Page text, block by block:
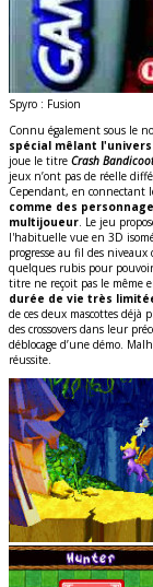
Spyro : Fusion
Connu également sous le
spécial mêlant
joue le titre Crash
jeux n’ont pas de réelle
Cependant, en connectant
comme des
multijoueur . Le jeu
l'habituelle vue en 3D
progresse au fil des
quelques rubis pour
titre ne reçoit pas le même
durée de vie très
de ces deux mascottes
des crossovers dans leur
déblocage d’une démo.
réussite.